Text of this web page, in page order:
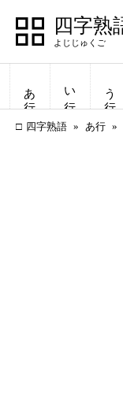
四字熟
あ行 い行 う行
四字熟語 あ行